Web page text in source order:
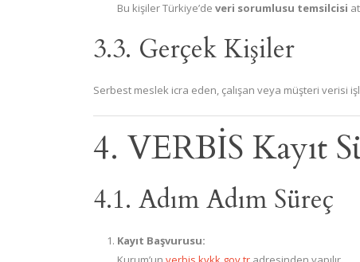
Bu kişiler Türkiye’de veri sorumlusu temsilcisi
3.3. Gerçek Kişiler
Serbest meslek icra eden, çalışan veya müşteri verisi
4. VERBİS Kayıt
4.1. Adım Adım Süreç
Kayıt Başvurusu: